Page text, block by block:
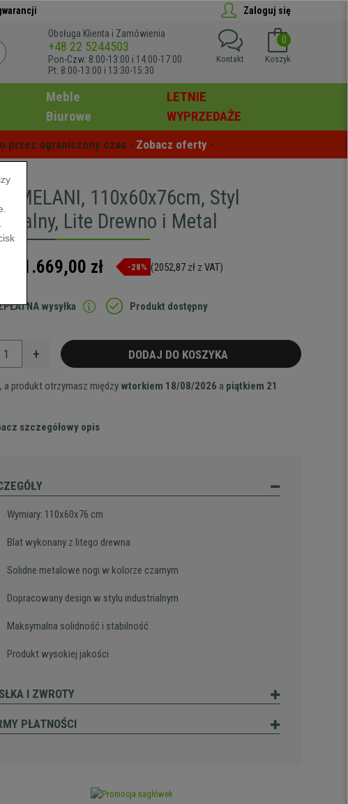
Zaloguj się
Obsługa Klienta i Zamówienia
+48 22 5244503
Pon-Czw: 8:00-13:00 i 14:00-17:00
Pt: 8:00-13:00 i 13:30-15:30
0
Koszyk
Kontakt
Meble
Biurowe
LETNIE
WYPRZEDAŻE
przez ograniczony czas - Zobacz oferty -
MELANI, 110x60x76cm, Styl
Lite Drewno i Metal
1.669,00 zł -28% (2052,87 zł z VAT)
wysyłka Produkt dostępny
+ DODAJ DO KOSZYKA
a produkt otrzymasz między wtorkiem 18/08/2026 a piątkiem 21
szczegółowy opis
Wymiary: 110x60x76 cm
Blat wykonany z litego drewna
Solidne metalowe nogi w kolorze czarnym
Dopracowany design w stylu industrialnym
Maksymalna solidność i stabilność
Produkt wysokiej jakości
I ZWROTY
PŁATNOŚCI